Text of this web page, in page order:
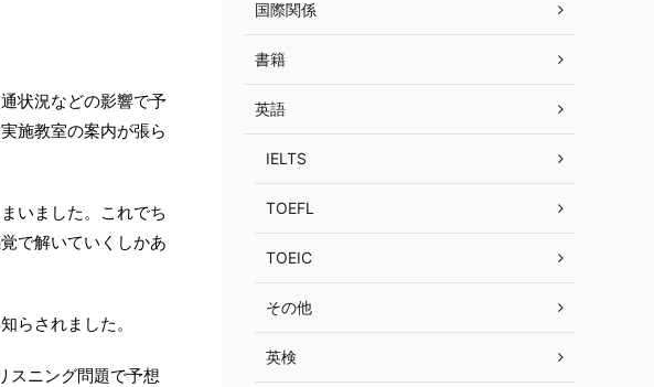
状況などの影響で予
施教室の案内が張ら
いました。これでち
で解いていくしかあ
らされました。
スニング問題で予想
国際関係
書籍
英語
IELTS
TOEFL
TOEIC
その他
英検